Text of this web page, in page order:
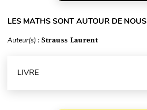
LES MATHS SONT AUTOUR DE NOUS
Auteur(s) : Strauss Laurent
LIVRE